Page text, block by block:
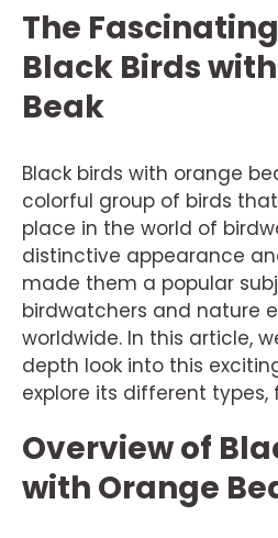
The
Black Birds
Beak
Black birds with orange
colorful group of birds
place in the world of
distinctive appearance
made them a popular
birdwatchers and nature
worldwide. In this article,
depth look into this
explore its different types,
Overview of
with Orange